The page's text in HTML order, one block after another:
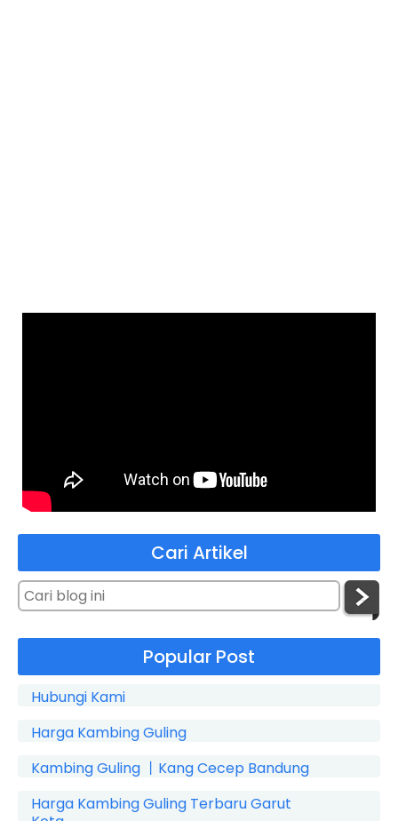
Cari Artikel
Popular Post
Hubungi Kami
Harga Kambing Guling
Kambing Guling 丨Kang Cecep Bandung
Harga Kambing Guling Terbaru Garut